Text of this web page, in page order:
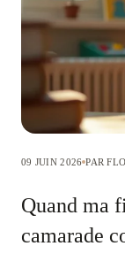
09 JUIN 2026 PAR
Quand ma
camarade